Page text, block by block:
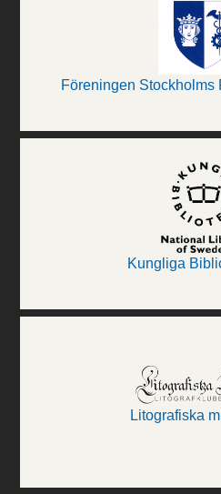
Föreningen Stockholms
Kungliga
Litografiska